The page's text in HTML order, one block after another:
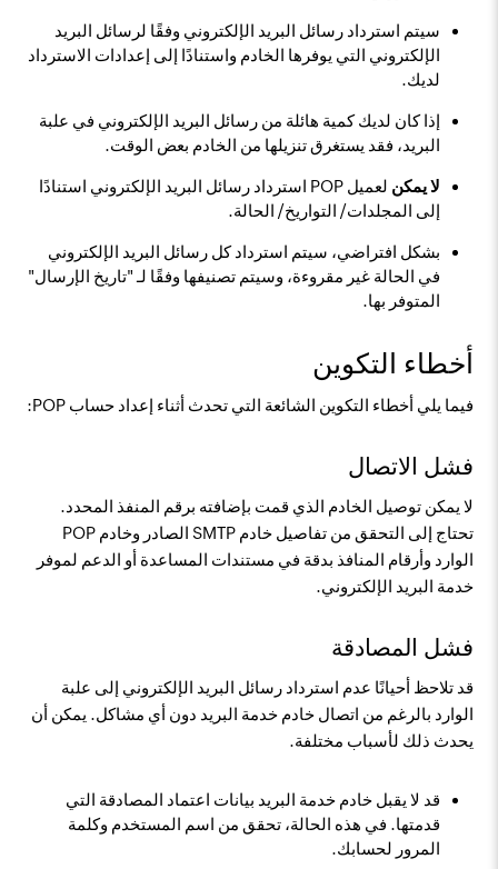
سيتم استرداد رسائل البريد الإلكتروني وفقًا لرسائل البريد
الإلكتروني التي يوفرها الخادم واستنادًا إلى إعدادات الاسترداد
لديك.
إذا كان لديك كمية هائلة من رسائل البريد الإلكتروني في علبة
البريد، فقد يستغرق تنزيلها من الخادم بعض الوقت.
لا يمكن
لعميل POP استرداد رسائل البريد الإلكتروني استنادًا
إلى المجلدات/ التواريخ/ الحالة.
بشكل افتراضي، سيتم استرداد كل رسائل البريد الإلكتروني
في الحالة غير مقروءة، وسيتم تصنيفها وفقًا لـ "تاريخ الإرسال"
المتوفر بها.
أخطاء التكوين
فيما يلي أخطاء التكوين الشائعة التي تحدث أثناء إعداد حساب POP:
فشل الاتصال
لا يمكن توصيل الخادم الذي قمت بإضافته برقم المنفذ المحدد.
تحتاج إلى التحقق من تفاصيل خادم SMTP الصادر وخادم POP
الوارد وأرقام المنافذ بدقة في مستندات المساعدة أو الدعم لموفر
خدمة البريد الإلكتروني.
فشل المصادقة
قد تلاحظ أحيانًا عدم استرداد رسائل البريد الإلكتروني إلى علبة
الوارد بالرغم من اتصال خادم خدمة البريد دون أي مشاكل. يمكن أن
يحدث ذلك لأسباب مختلفة.
قد لا يقبل خادم خدمة البريد بيانات اعتماد المصادقة التي
قدمتها. في هذه الحالة، تحقق من اسم المستخدم وكلمة
المرور لحسابك.